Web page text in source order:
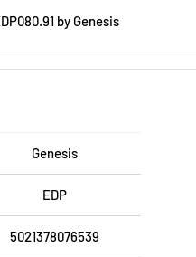
by Genesis
Genesis
EDP
5021378076539